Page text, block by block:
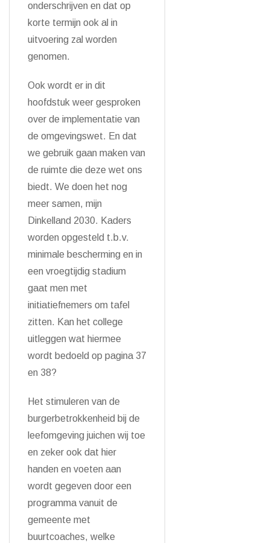
onderschrijven en dat op
korte termijn ook al in
uitvoering zal worden
genomen.
Ook wordt er in dit
hoofdstuk weer gesproken
over de implementatie van
de omgevingswet. En dat
we gebruik gaan maken van
de ruimte die deze wet ons
biedt. We doen het nog
meer samen, mijn
Dinkelland 2030. Kaders
worden opgesteld t.b.v.
minimale bescherming en in
een vroegtijdig stadium
gaat men met
initiatiefnemers om tafel
zitten. Kan het college
uitleggen wat hiermee
wordt bedoeld op pagina 37
en 38?
Het stimuleren van de
burgerbetrokkenheid bij de
leefomgeving juichen wij toe
en zeker ook dat hier
handen en voeten aan
wordt gegeven door een
programma vanuit de
gemeente met
buurtcoaches, welke